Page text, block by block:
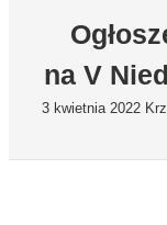
na V
3 kwietnia 2022